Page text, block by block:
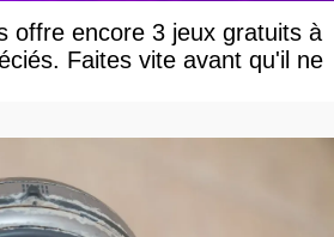
offre encore 3 jeux gratuits à
Faites vite avant qu'il ne